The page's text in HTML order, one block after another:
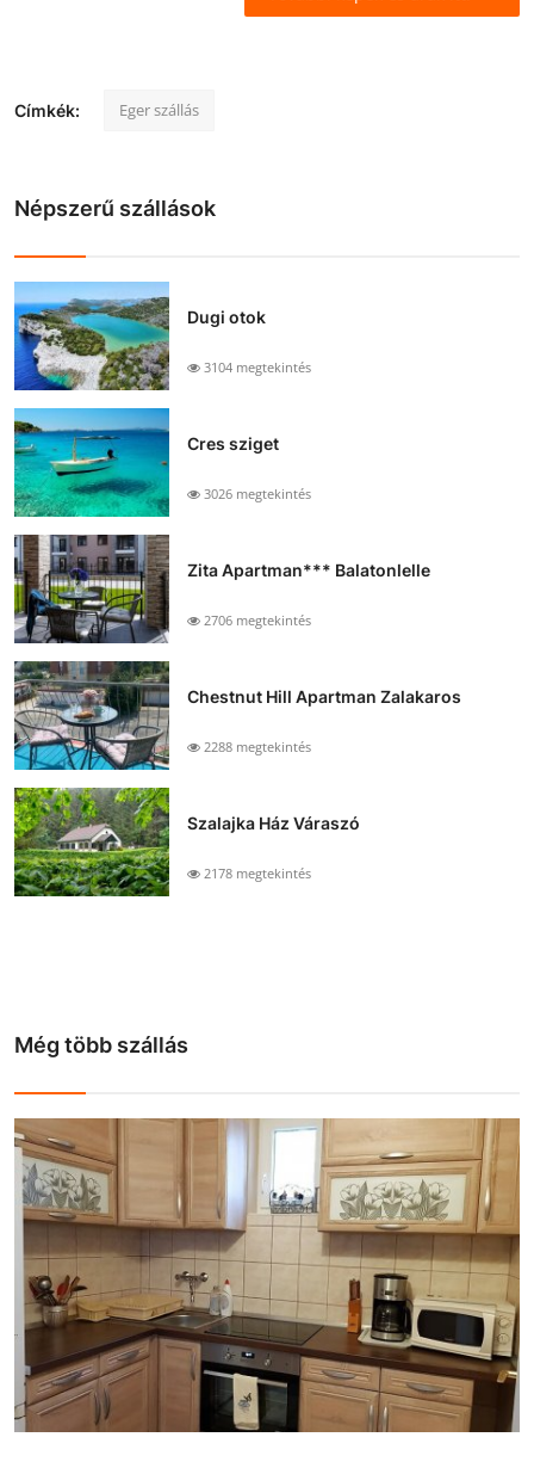
Címkék: Eger szállás
Népszerű szállások
Dugi otok
3104 megtekintés
Cres sziget
3026 megtekintés
Zita Apartman*** Balatonlelle
2706 megtekintés
Chestnut Hill Apartman Zalakaros
2288 megtekintés
Szalajka Ház Váraszó
2178 megtekintés
Még több szállás